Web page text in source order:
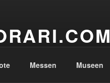
Messen Museen